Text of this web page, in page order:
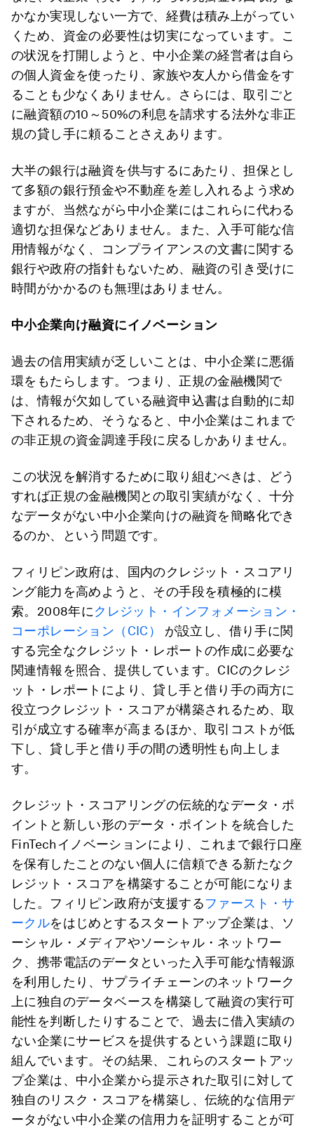
かなか実現しない一方で、経費は積み上がってい
くため、資金の必要性は切実になっています。こ
の状況を打開しようと、中小企業の経営者は自ら
の個人資金を使ったり、家族や友人から借金をす
ることも少なくありません。さらには、取引ごと
に融資額の10～50%の利息を請求する法外な非正
規の貸し手に頼ることさえあります。
大半の銀行は融資を供与するにあたり、担保とし
て多額の銀行預金や不動産を差し入れるよう求め
ますが、当然ながら中小企業にはこれらに代わる
適切な担保などありません。また、入手可能な信
用情報がなく、コンプライアンスの文書に関する
銀行や政府の指針もないため、融資の引き受けに
時間がかかるのも無理はありません。
中小企業向け融資にイノベーション
過去の信用実績が乏しいことは、中小企業に悪循
環をもたらします。つまり、正規の金融機関で
は、情報が欠如している融資申込書は自動的に却
下されるため、そうなると、中小企業はこれまで
の非正規の資金調達手段に戻るしかありません。
この状況を解消するために取り組むべきは、どう
すれば正規の金融機関との取引実績がなく、十分
なデータがない中小企業向けの融資を簡略化でき
るのか、という問題です。
フィリピン政府は、国内のクレジット・スコアリ
ング能力を高めようと、その手段を積極的に模
索。2008年にクレジット・インフォメーション・
コーポレーション（CIC）
が設立し、借り手に関
する完全なクレジット・レポートの作成に必要な
関連情報を照合、提供しています。CICのクレジ
ット・レポートにより、貸し手と借り手の両方に
役立つクレジット・スコアが構築されるため、取
引が成立する確率が高まるほか、取引コストが低
下し、貸し手と借り手の間の透明性も向上しま
す。
クレジット・スコアリングの伝統的なデータ・ポ
イントと新しい形のデータ・ポイントを統合した
FinTechイノベーションにより、これまで銀行口座
を保有したことのない個人に信頼できる新たなク
レジット・スコアを構築することが可能になりま
した。フィリピン政府が支援するファースト・サ
ークルをはじめとするスタートアップ企業は、ソ
ーシャル・メディアやソーシャル・ネットワー
ク、携帯電話のデータといった入手可能な情報源
を利用したり、サプライチェーンのネットワーク
上に独自のデータベースを構築して融資の実行可
能性を判断したりすることで、過去に借入実績の
ない企業にサービスを提供するという課題に取り
組んでいます。その結果、これらのスタートアッ
プ企業は、中小企業から提示された取引に対して
独自のリスク・スコアを構築し、伝統的な信用デ
ータがない中小企業の信用力を証明することが可